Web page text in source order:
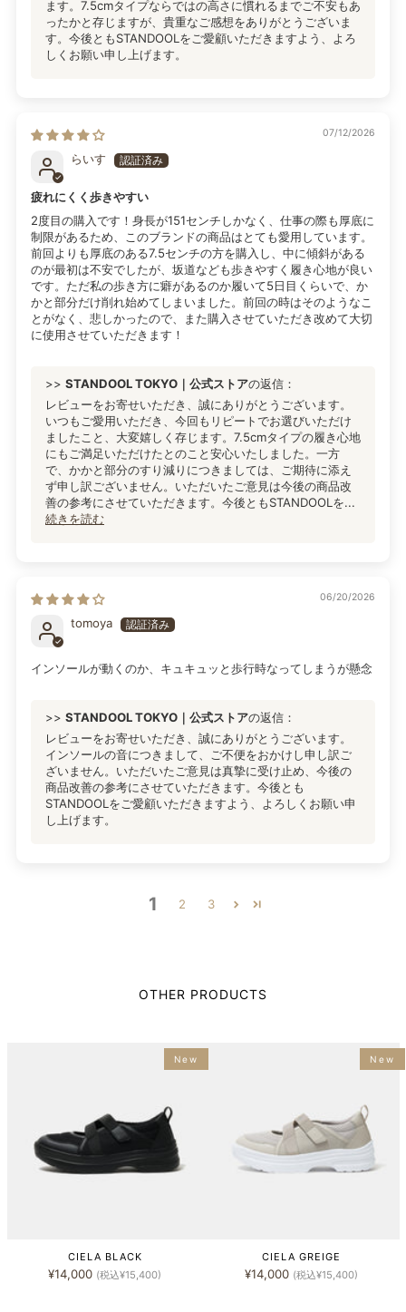
ます。7.5cmタイプならではの高さに慣れるまでご不安もあ
ったかと存じますが、貴重なご感想をありがとうございま
す。今後ともSTANDOOLをご愛顧いただきますよう、よろ
しくお願い申し上げます。
07/12/2026
らいす
疲れにくく歩きやすい
2度目の購入です！身長が151センチしかなく、仕事の際も厚底に
制限があるため、このブランドの商品はとても愛用しています。
前回よりも厚底のある7.5センチの方を購入し、中に傾斜がある
のが最初は不安でしたが、坂道なども歩きやすく履き心地が良い
です。ただ私の歩き方に癖があるのか履いて5日目くらいで、か
かと部分だけ削れ始めてしまいました。前回の時はそのようなこ
とがなく、悲しかったので、また購入させていただき改めて大切
に使用させていただきます！
>> STANDOOL TOKYO｜公式ストアの返信：
レビューをお寄せいただき、誠にありがとうございます。
いつもご愛用いただき、今回もリピートでお選びいただけ
ましたこと、大変嬉しく存じます。7.5cmタイプの履き心地
にもご満足いただけたとのこと安心いたしました。一方
で、かかと部分のすり減りにつきましては、ご期待に添え
ず申し訳ございません。いただいたご意見は今後の商品改
善の参考にさせていただきます。今後ともSTANDOOLを...
続きを読む
06/20/2026
tomoya
インソールが動くのか、キュキュッと歩行時なってしまうが懸念
>> STANDOOL TOKYO｜公式ストアの返信：
レビューをお寄せいただき、誠にありがとうございます。
インソールの音につきまして、ご不便をおかけし申し訳ご
ざいません。いただいたご意見は真摯に受け止め、今後の
商品改善の参考にさせていただきます。今後とも
STANDOOLをご愛顧いただきますよう、よろしくお願い申
し上げます。
1 2 3
OTHER PRODUCTS
New
CIELA BLACK
¥14,000 (税込¥15,400)
New
CIELA GREIGE
¥14,000 (税込¥15,400)